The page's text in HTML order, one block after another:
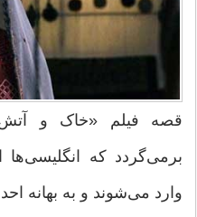
برمی‌گردد که انگلیسی‌ها
وارد می‌شوند و به بهانه